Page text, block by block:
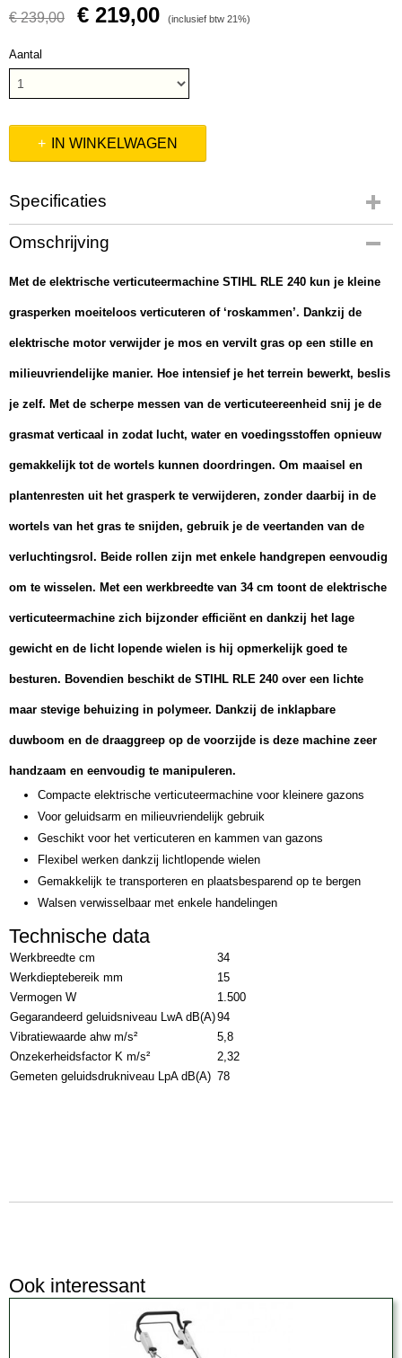
€ 239,00 € 219,00 (inclusief btw 21%)
Aantal
IN WINKELWAGEN
Specificaties
Productcode
62910115610
Productcode leverancier
Netto gewicht
33,00 Kg
Omschrijving
Met de elektrische verticuteermachine STIHL RLE 240 kun je kleine
grasperken moeiteloos verticuteren of ‘roskammen’. Dankzij de
elektrische motor verwijder je mos en vervilt gras op een stille en
milieuvriendelijke manier. Hoe intensief je het terrein bewerkt, beslis
je zelf. Met de scherpe messen van de verticuteereenheid snij je de
grasmat verticaal in zodat lucht, water en voedingsstoffen opnieuw
gemakkelijk tot de wortels kunnen doordringen. Om maaisel en
plantenresten uit het grasperk te verwijderen, zonder daarbij in de
wortels van het gras te snijden, gebruik je de veertanden van de
verluchtingsrol. Beide rollen zijn met enkele handgrepen eenvoudig
om te wisselen. Met een werkbreedte van 34 cm toont de elektrische
verticuteermachine zich bijzonder efficiënt en dankzij het lage
gewicht en de licht lopende wielen is hij opmerkelijk goed te
besturen. Bovendien beschikt de STIHL RLE 240 over een lichte
maar stevige behuizing in polymeer. Dankzij de inklapbare
duwboom en de draaggreep op de voorzijde is deze machine zeer
handzaam en eenvoudig te manipuleren.
Compacte elektrische verticuteermachine voor kleinere gazons
Voor geluidsarm en milieuvriendelijk gebruik
Geschikt voor het verticuteren en kammen van gazons
Flexibel werken dankzij lichtlopende wielen
Gemakkelijk te transporteren en plaatsbesparend op te bergen
Walsen verwisselbaar met enkele handelingen
Technische data
Werkbreedte cm
34
Werkdieptebereik mm
15
Vermogen W
1.500
Gegarandeerd geluidsniveau LwA dB(A)94
Vibratiewaarde ahw m/s²
5,8
Onzekerheidsfactor K m/s²
2,32
Gemeten geluidsdrukniveau LpA dB(A) 78
Ook interessant